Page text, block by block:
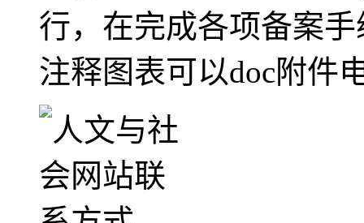
行，在完成各项备案
注释图表可以doc附件